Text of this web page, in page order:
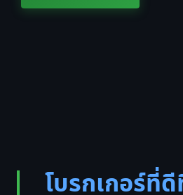
โบรกเกอร์ที่